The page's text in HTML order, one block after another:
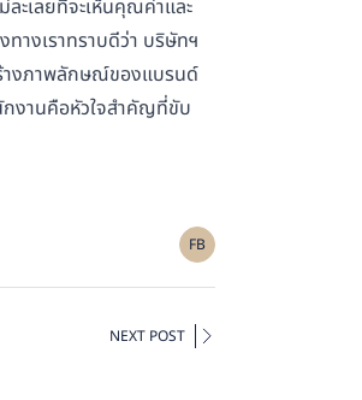
ะเลยที่จะเห็นคุณค่าและ
างเราทราบดีว่า บริษัทฯ
างภาพลักษณ์ของแบรนด์
งานคือหัวใจสำคัญที่ขับ
FB
NEXT POST